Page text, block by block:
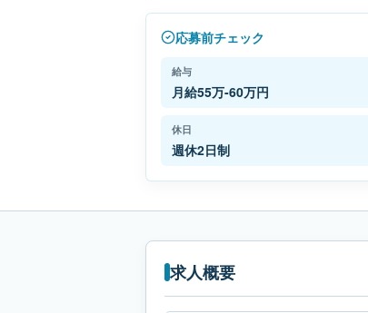
応募前チェック
給与
月給55万-60万円
休日
週休2日制
求人概要